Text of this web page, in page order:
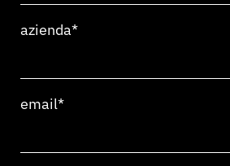
azienda*
email*